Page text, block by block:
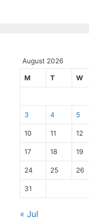
August 2026
M T W
3 4 5
10 11 12
17 18 19
24 25 26
31
« Jul